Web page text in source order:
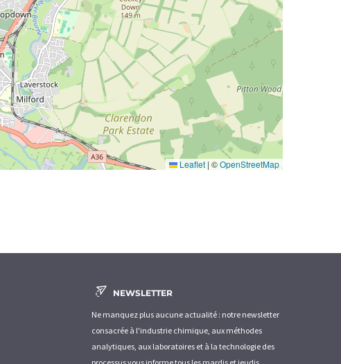
Leaflet | ©OpenStreetMap
NEWSLETTER
Ne manquez plus aucune actualité : notre newsletter
consacrée à l'industrie chimique, aux méthodes
analytiques, aux laboratoires et à la technologie des